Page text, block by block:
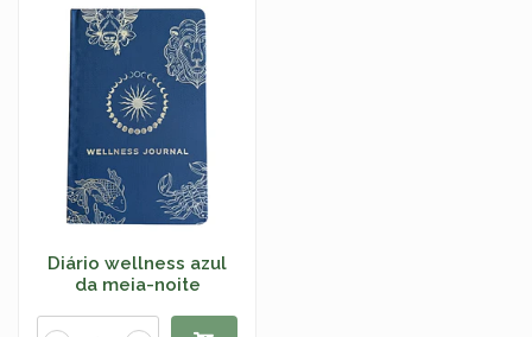
Diário wellness azul
da meia-noite